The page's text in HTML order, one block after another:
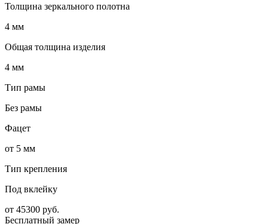
Толщина зеркального полотна
4 мм
Общая толщина изделия
4 мм
Тип рамы
Без рамы
Фацет
от 5 мм
Тип крепления
Под вклейку
от 45300 руб.
Бесплатный замер